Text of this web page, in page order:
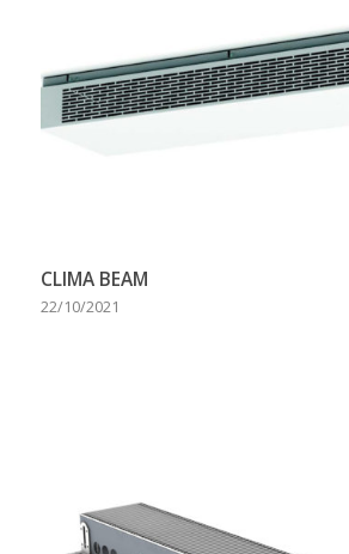
CLIMA BEAM
22/10/2021